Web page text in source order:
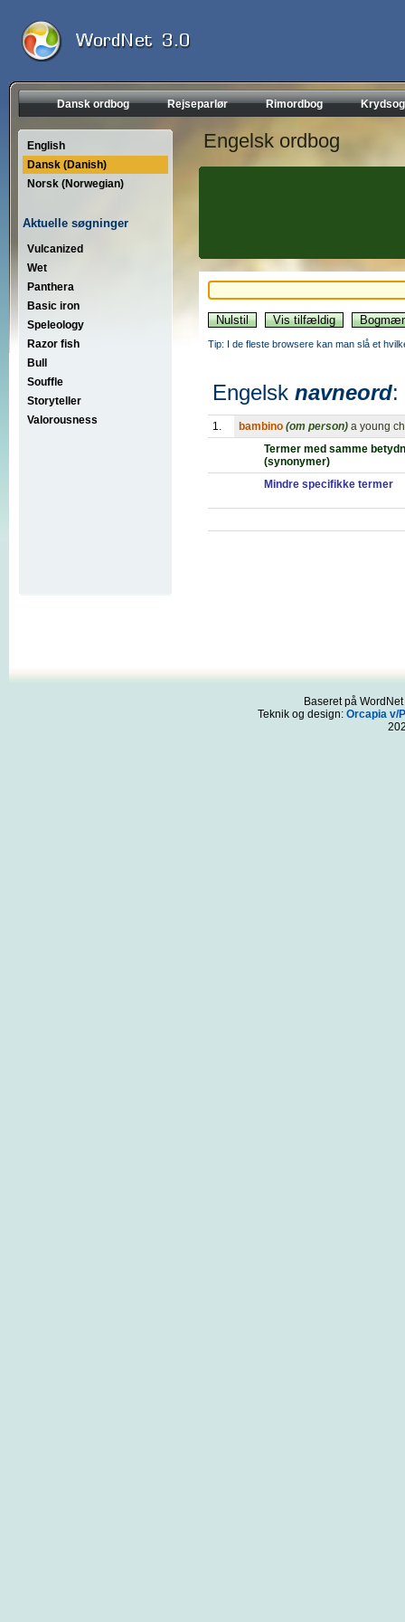
Dansk ordbog Rejseparlør Rimordbog
English
Dansk (Danish)
Norsk (Norwegian)
Aktuelle søgninger
Vulcanized
Wet
Panthera
Basic iron
Speleology
Razor fish
Bull
Souffle
Storyteller
Valorousness
Engelsk ordbog
Tip: I de fleste browsere kan man slå et
Engelsk navneord:
1. bambino (om person) a young
Termer med samme
(synonymer)
Mindre specifikke termer
Baseret på
Teknik og design: Orcapia v/